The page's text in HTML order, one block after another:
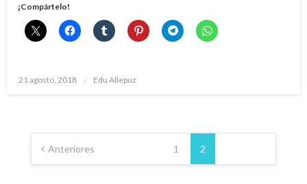
¡Compártelo!
Publicado
21 agosto, 2018 Edu Allepuz
Paginación
de
entradas
Anteriores 1 2